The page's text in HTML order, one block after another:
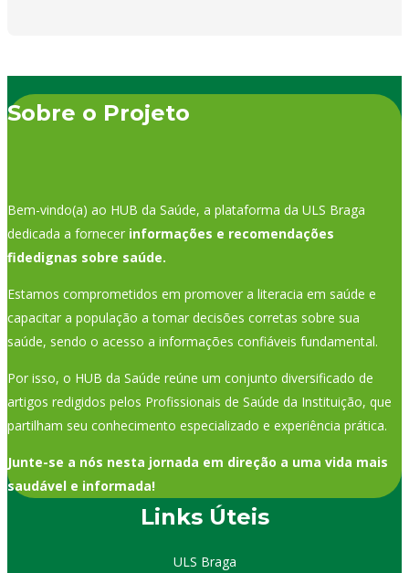
Sobre o Projeto
Bem-vindo(a) ao HUB da Saúde, a plataforma da ULS Braga
dedicada a fornecer informações e recomendações
fidedignas sobre saúde.
Estamos comprometidos em promover a literacia em saúde e
capacitar a população a tomar decisões corretas sobre sua
saúde, sendo o acesso a informações confiáveis fundamental.
Por isso, o HUB da Saúde reúne um conjunto diversificado de
artigos redigidos pelos Profissionais de Saúde da Instituição, que
partilham seu conhecimento especializado e experiência prática.
Junte-se a nós nesta jornada em direção a uma vida mais
saudável e informada!
Links Úteis
ULS Braga